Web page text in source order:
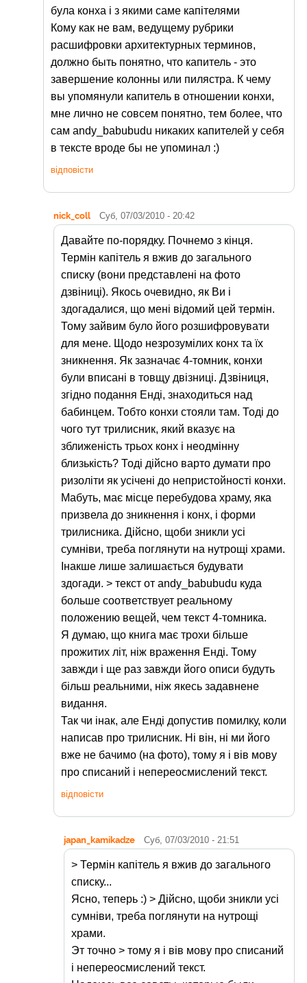
була конха і з якими саме капітелями
Кому как не вам, ведущему рубрики
расшифровки архитектурных терминов,
должно быть понятно, что капитель - это
завершение колонны или пилястра. К чему
вы упомянули капитель в отношении конхи,
мне лично не совсем понятно, тем более, что
сам andy_babubudu никаких капителей у себя
в тексте вроде бы не упоминал :)
відповісти
nick_coll Суб, 07/03/2010 - 20:42
Давайте по-порядку. Почнемо з кінця.
Термін капітель я вжив до загального
списку (вони представлені на фото
дзвіниці). Якось очевидно, як Ви і
здогадалися, що мені відомий цей термін.
Тому зайвим було його розшифровувати
для мене. Щодо незрозумілих конх та їх
зникнення. Як зазначає 4-томник, конхи
були вписані в товщу двізниці. Дзвіниця,
згідно подання Енді, знаходиться над
бабинцем. Тобто конхи стояли там. Тоді до
чого тут трилисник, який вказує на
зближеність трьох конх і неодмінну
близькість? Тоді дійсно варто думати про
ризоліти як усічені до непристойності конхи.
Мабуть, має місце перебудова храму, яка
призвела до зникнення і конх, і форми
трилисника. Дійсно, щоби зникли усі
сумніви, треба поглянути на нутрощі храми.
Інакше лише залишається будувати
здогади. > текст от andy_babubudu куда
больше соответствует реальному
положению вещей, чем текст 4-томника.
Я думаю, що книга має трохи більше
прожитих літ, ніж враження Енді. Тому
завжди і ще раз завжди його описи будуть
більш реальними, ніж якесь задавнене
видання.
Так чи інак, але Енді допустив помилку, коли
написав про трилисник. Ні він, ні ми його
вже не бачимо (на фото), тому я і вів мову
про списаний і непереосмислений текст.
відповісти
japan_kamikadze Суб, 07/03/2010 - 21:51
> Термін капітель я вжив до загального
списку...
Ясно, теперь :) > Дійсно, щоби зникли усі
сумніви, треба поглянути на нутрощі
храми.
Эт точно > тому я і вів мову про списаний
і непереосмислений текст.